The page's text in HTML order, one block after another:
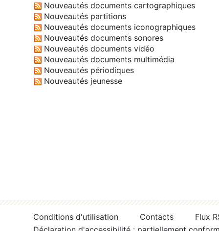
Nouveautés documents cartographiques
Nouveautés partitions
Nouveautés documents iconographiques
Nouveautés documents sonores
Nouveautés documents vidéo
Nouveautés documents multimédia
Nouveautés périodiques
Nouveautés jeunesse
Conditions d'utilisation Contacts
Flux